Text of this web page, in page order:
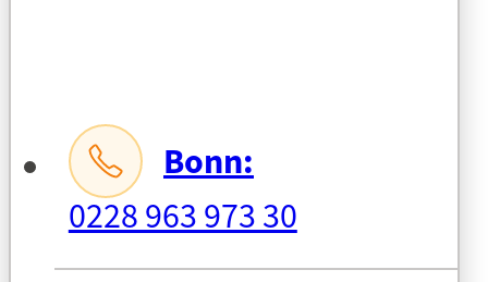
Bonn:
0228 963 973 30